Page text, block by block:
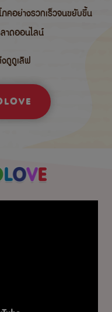
คอย่างรวกเร็วจนขยับขึ้น
าดออนไลน์
ดูดูเลิฟ